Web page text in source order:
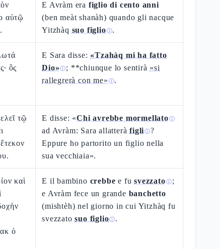
αὐτῷ
E Avràm era figlio di cento anni
(ben meàt shanàh) quando gli nacque
Yitzhàq suo figlioⓘ.
ὃς
E Sara disse: «Tzahàq mi ha fatto
Dio» ⓘ; **chiunque lo sentirà «si
rallegrerà con me» ⓘ.
τῷ
E disse: «Chi avrebbe mormellatoⓘ
ad Avràm: Sara allatteràfigliⓘ?
Eppure ho partorito un figlio nella
sua vecchiaia».
καὶ
ὁ
E il bambino crebbe e fusvezzatoⓘ;
e Avràm fece un grande banchetto
(mishtèh) nel giorno in cui Yitzhàq fu
svezzatosuo figlioⓘ.